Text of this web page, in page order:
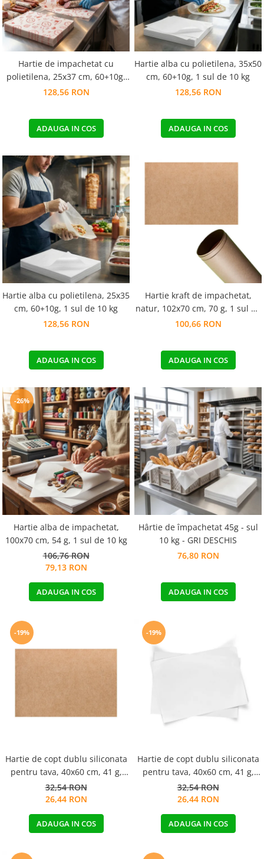
Hartie de impachetat cu
polietilena, 25x37 cm, 60+10g,
cutie de 10 kg
128,56 RON
ADAUGA IN COS
Hartie alba cu polietilena, 35x50
cm, 60+10g, 1 sul de 10 kg
128,56 RON
ADAUGA IN COS
Hartie alba cu polietilena, 25x35
cm, 60+10g, 1 sul de 10 kg
128,56 RON
ADAUGA IN COS
Hartie kraft de impachetat,
natur, 102x70 cm, 70 g, 1 sul de
10 kg
100,66 RON
ADAUGA IN COS
-26%
Hartie alba de impachetat,
100x70 cm, 54 g, 1 sul de 10 kg
106,76 RON
79,13 RON
ADAUGA IN COS
Hârtie de împachetat 45g - sul
10 kg - GRI DESCHIS
76,80 RON
ADAUGA IN COS
-19%
Hartie de copt dublu siliconata
pentru tava, 40x60 cm, 41 g,
natur, 5kg / cutie
32,54 RON
26,44 RON
ADAUGA IN COS
-19%
Hartie de copt dublu siliconata
pentru tava, 40x60 cm, 41 g,
alba, 5kg / cutie
32,54 RON
26,44 RON
ADAUGA IN COS